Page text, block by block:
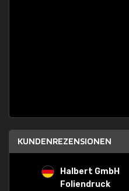
KUNDENREZENSIONEN
Halbert GmbH
Foliendruck